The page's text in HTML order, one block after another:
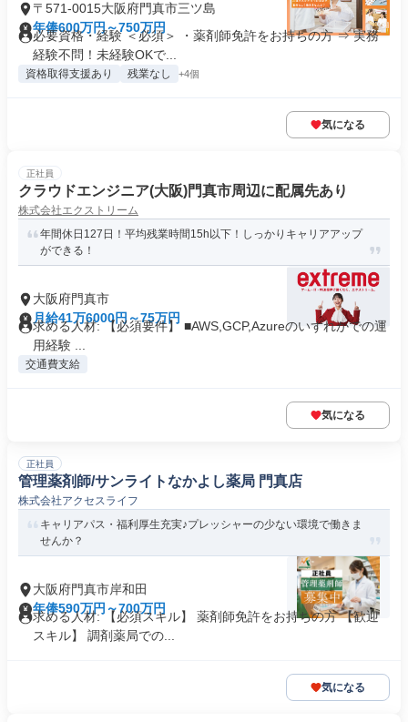
〒571-0015大阪府門真市三ツ島
年俸600万円～750万円
必要資格・経験 ＜必須＞ ・薬剤師免許をお持ちの方 ⇒ 実務
経験不問！未経験OKで...
資格取得支援あり 残業なし +4個
気になる
正社員
クラウドエンジニア(大阪)門真市周辺に配属先あり
株式会社エクストリーム
年間休日127日！平均残業時間15h以下！しっかりキャリアアップ
ができる！
大阪府門真市
月給41万6000円～75万円
求める人材: 【必須要件】 ■AWS,GCP,Azureのいずれかでの運
用経験 ...
交通費支給
気になる
正社員
管理薬剤師/サンライトなかよし薬局 門真店
株式会社アクセスライフ
キャリアパス・福利厚生充実♪プレッシャーの少ない環境で働きま
せんか？
大阪府門真市岸和田
年俸590万円～700万円
求める人材: 【必須スキル】 薬剤師免許をお持ちの方 【歓迎
スキル】 調剤薬局での...
気になる